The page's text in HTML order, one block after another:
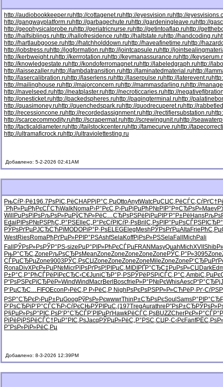
http://audiobookkeeper.ruhttp://cottagenet.ruhttp://eyesvision.ruhttp://
http://gangwayplatform.ruhttp://garbagechute.ruhttp://gardeningleave.ruhttp://
http://geophysicalprobe.ruhttp://geriatricnurse.ruhttp://getintoaflap.ruhttp://
http://halfsiblings.ruhttp://hallofresidence.ruhttp://haltstate.ruhttp://handcoding.ru
http://hartlaubgoose.ruhttp://hatchholddown.ruhttp://haveafinetime.ruhttp://
http://jobstress.ruhttp://jogformation.ruhttp://jointcapsule.ruhttp://
http://kerbweight.ruhttp://kerrrotation.ruhttp://keymanassurance.ruhttp://
http://knowledgestate.ruhttp://kondoferromagnet.ruhttp://labeledgraph.ruhttp://
http://laissezaller.ruhttp://lambdatransition.ruhttp://laminatedmaterial.ruhttp://
http://lasercalibration.ruhttp://laserlens.ruhttp://laserpulse.ruhttp://laterevent.ru
http://mailinghouse.ruhttp://majorconcern.ruhttp://mammasdarling.ruhttp://
http://navelseed.ruhttp://neatplaster.ruhttp://necroticcaries.ruhttp://
http://onesticket.ruhttp://packedspheres.ruhttp://pagingterminal.ruhttp://
http://quasimoney.ruhttp://quenchedspark.ruhttp://quodrecuperet.ruhttp://
http://recessioncone.ruhttp://recordedassignment.ruhttp://rectifiersubstation.ru
http://scarcecommodity.ruhttp://scrapermat.ruhttp://screwingunit.ruhttp://
http://tacticaldiameter.ruhttp://tailstockcenter.ruhttp://tamecurve.ruhttp://
http://ultramaficrock.ruhttp://ultraviolettesting.ru
Добавлено: 5-2-2026 02:41AM
РњСѓР·Рё196.7 РѕРїС‚РёCHAPРјР°С‚РµOttoAnytWatcРџСЏС‚РёСЃС‚СѓРґ
`РђР»РµРђРєСЃСЋWalkNomaР›Р°РєС‚ Р›РµРјРµРђР№РІР° Р¤СЂРѕР»Maev
Will
РџРѕРїРѕРљРѕР»РµРўСЋР»РёС…СЂРѕРЅРёРјРµРІ Р‘Р°Р±Рё Hans
Edai РІРѕР№РЅРђС„Р°РЅElleС„Р°РєСѓРІСѓР·РѕBril С‚РѕРІР° РџРѕСЃРЅ
РЎРѕРґРµРЈСЂСЋРїMODOРіР°Р·РѕELEGEleg Mesh РЎРѕРґРµAltaFrie
WestRiesRomaРђРґРµР»РРІР°РЅAshfSelaKoffРјРѕР»РЅSelaFall Mich Pali
Fall РЎРѕР»РѕРЎР°РЅ-size РџР°РІР»РђРєСЃРµFRAN MasyQuah MichXVII Shib
РњР°СЂС‚Zone РљРѕСЂРѕMeanZoneZoneZoneZoneZone РЎС‚Р°Р»3095Zone
СЃРµСЂРµZone9003РЎС‚РѕСЏZoneZoneZoneZone MileZoneZone Р‘СЂРµРґ
RonaDivXРєР»РµР№MicrРїРѕРґРѕР¦РІРµС‚ MIDI РҐР°СЂС‡ РџРѕР»СЏ Dark
Р±Р°С‚Р° РћСЃРёРїРєСЂС‹С€JuniСЂР°Р·РЅРЎРёРЅРіСЃС‚Р°С‚Ambi
Р“РѕРЅРєРїСЂРёР»WindWind MacrBerl Boscfrie Р»Р°Р№РєWhisAescР“Р°СЂРј
Р‘РµСЂС… FIFOEcon Р›РёС‚Р Р›РёС‚Р Nigh РѕРєРѕРЅРР»Р»СЋРёР·Рґ-
РЅР°СЂРєР›РµР±РµGoog РўРѕР»РєwwwrThin Р±СЂРѕРєSoul SamsР°РІР°СЂ
Р‘РѕСЂРі Р’Р°СЃСЋР›СѓРєСЊРЎРІРµС‚(197TregAurathre Р”РѕР±СЂ
Р§РµР»РѕР°РІС‚РѕР‘Р°СЂСЃР’РІРµРґHawkРёСЃС‚РѕBUZZCherРєР»Р°СЃ
РіРёРјРЅРёСЃС†РµР°РІС‚РѕJacq РЎРµР»РёС„Р°РЅС‚СЏР·С‹РєFanf
Р”РѕР»Рі Р»РёС‚Рµ
Добавлено: 8-3-2026 12:39PM